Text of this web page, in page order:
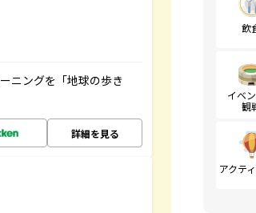
ニングを「地球の歩き
詳細を見る
飲
イベ
観
アクテ